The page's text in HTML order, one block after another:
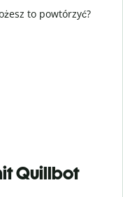
to powtórzyć?
Quillbot